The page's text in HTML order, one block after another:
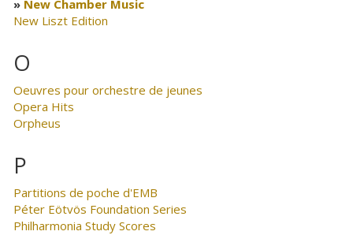
New Chamber Music
New Liszt Edition
O
Oeuvres pour orchestre de jeunes
Opera Hits
Orpheus
P
Partitions de poche d'EMB
Péter Eötvös Foundation Series
Philharmonia Study Scores